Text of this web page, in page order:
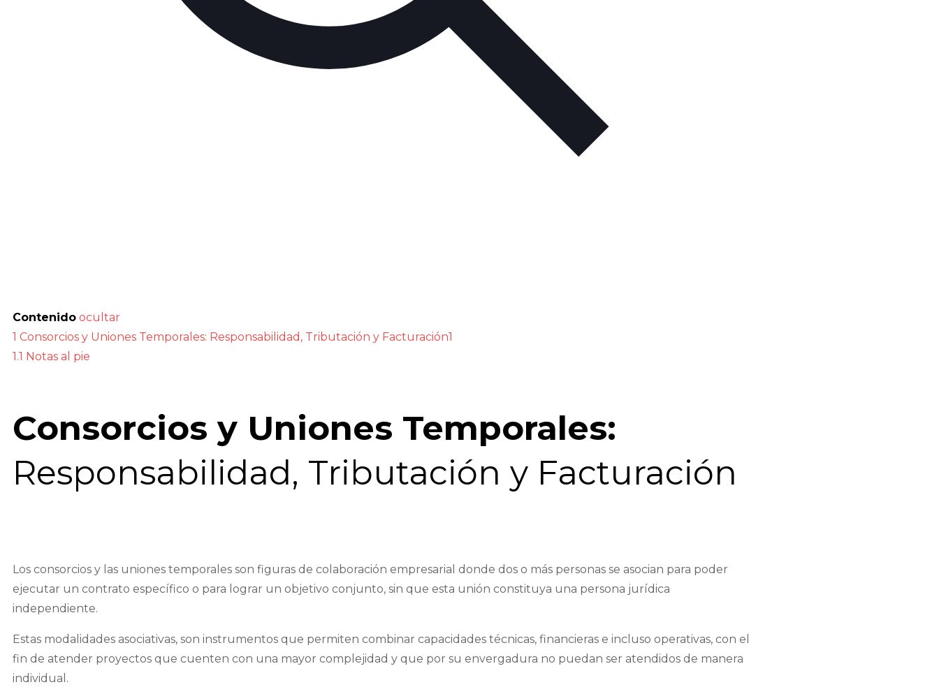
Contenido ocultar
1 Consorcios y Uniones Temporales: Responsabilidad, Tributación y Facturación1
1.1 Notas al pie
Consorcios y Uniones Temporales:
Responsabilidad, Tributación y Facturación
Los consorcios y las uniones temporales son figuras de colaboración empresarial donde dos o más personas se asocian para poder
ejecutar un contrato específico o para lograr un objetivo conjunto, sin que esta unión constituya una persona jurídica
independiente.
Estas modalidades asociativas, son instrumentos que permiten combinar capacidades técnicas, financieras e incluso operativas, con el
fin de atender proyectos que cuenten con una mayor complejidad y que por su envergadura no puedan ser atendidos de manera
individual.